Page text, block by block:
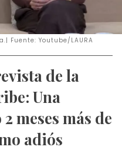
Fuente: Youtube/LAURA
de la
Una
meses más de
adiós